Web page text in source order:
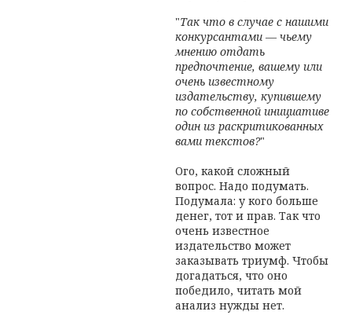
"Так что в случае с нашими
конкурсантами — чьему
мнению отдать
предпочтение, вашему или
очень известному
издательству, купившему
по собственной инициативе
один из раскритикованных
вами текстов?"
Ого, какой сложный
вопрос. Надо подумать.
Подумала: у кого больше
денег, тот и прав. Так что
очень известное
издательство может
заказывать триумф. Чтобы
догадаться, что оно
победило, читать мой
анализ нужды нет.